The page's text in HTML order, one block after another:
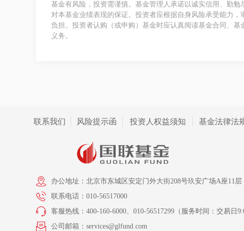
基金有风险，投资需谨慎。基金管理人承诺以诚实信用、勤
对本基金业绩表现的保证。投资者应根据自身风险承受能力
负担。投资者认购（或申购）基金时应认真阅读基金合同、
义务。
联系我们 风险提示函 投资人权益须知 基金法律法
办公地址：北京市东城区安定门外大街208号玖安广场A座11层
联系电话：010-56517000
客服热线：400-160-6000、010-56517299（服务时间：交易日
公司邮箱：services@glfund.com